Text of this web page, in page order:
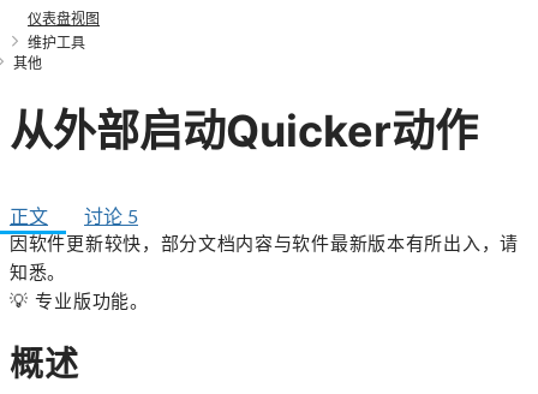
仪表盘视图
维护工具
其他
从外部启动Quicker动作
正文 讨论 5
因软件更新较快，部分文档内容与软件最新版本有所出入，请
知悉。
💡 专业版功能。
概述